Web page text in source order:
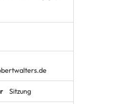
Sitzung